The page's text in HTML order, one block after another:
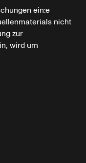
ein:e
nicht
zur
wird um